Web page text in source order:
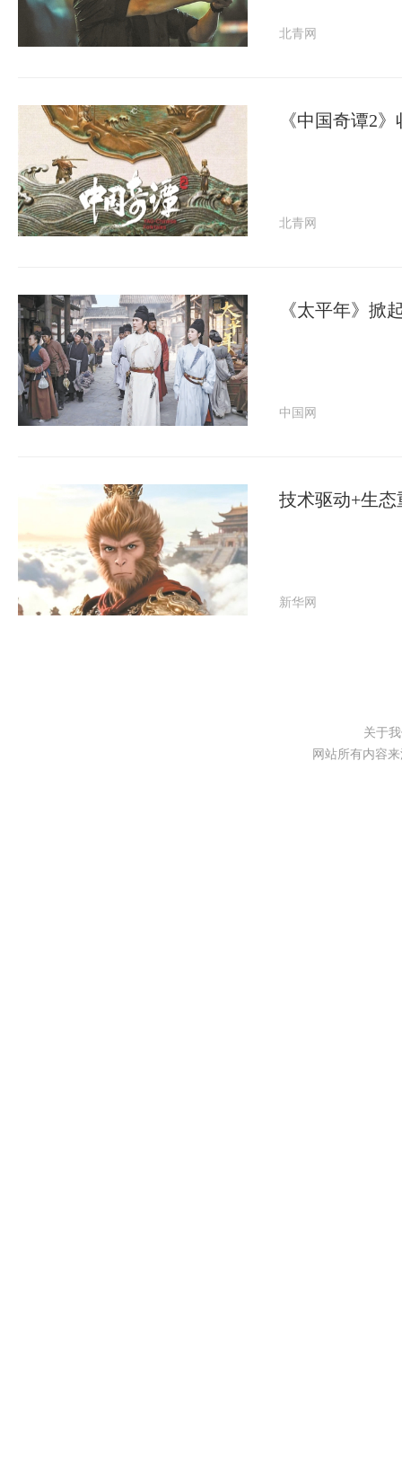
北青网
《中国奇谭2
北青网
《太平年》掀
中国网
技术驱动+生
新华网
关于
网站所有内容